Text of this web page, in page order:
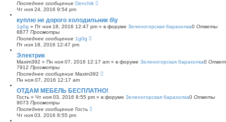
Последнее сообщение Denchik
Чт ноя 24, 2016 9:54 pm
куплю не дорого холодильник б\у
1g0g » Пт ноя 18, 2016 12:47 pm » в форуме Зеленогорская барахолка0 Ответы
8877 Просмотры
Последнее сообщение 1g0g
Пт ноя 18, 2016 12:47 pm
Электрик
Maxim392 » Пн ноя 07, 2016 12:17 am » в форуме Зеленогорская барахолка0
7912 Просмотры
Последнее сообщение Maxim392
Пн ноя 07, 2016 12:17 am
ОТДАМ МЕБЕЛЬ БЕСПЛАТНО!
Гость » Чт ноя 03, 2016 8:55 pm » в форуме Зеленогорская барахолка0 Ответы
9073 Просмотры
Последнее сообщение Гость
Чт ноя 03, 2016 8:55 pm